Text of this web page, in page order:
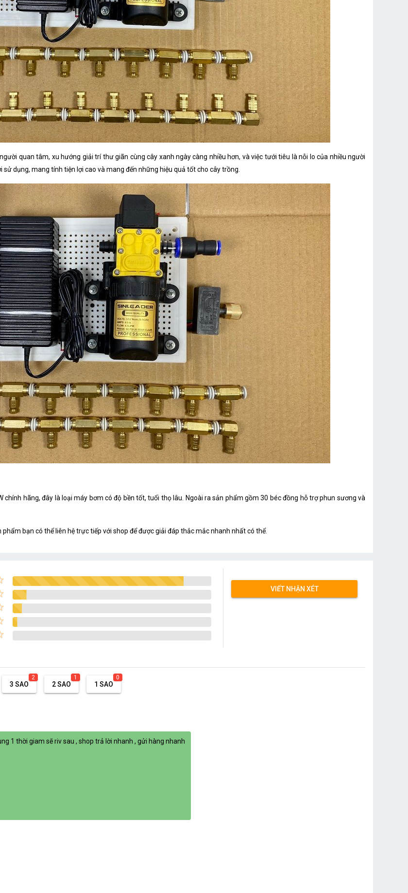
quan tâm, xu hướng giải trí thư giãn cùng cây xanh ngày càng nhiều hơn, và việc tưới tiêu là nỗi lo của nhiều người
dụng, mang tính tiện lợi cao và mang đến những hiệu quả tốt cho cây trồng.
hãng, đây là loại máy bơm có độ bền tốt, tuổi thọ lâu. Ngoài ra sản phẩm gồm 30 béc đồng hỗ trợ phun sương và
bạn có thể liên hệ trực tiếp với shop để được giải đáp thắc mắc nhanh nhất có thể.
VIẾT NHẬN XÉT
3 SAO
2
2 SAO
1
1 SAO
0
1 thời giam sẽ riv sau , shop trả lời nhanh , gửi hàng nhanh